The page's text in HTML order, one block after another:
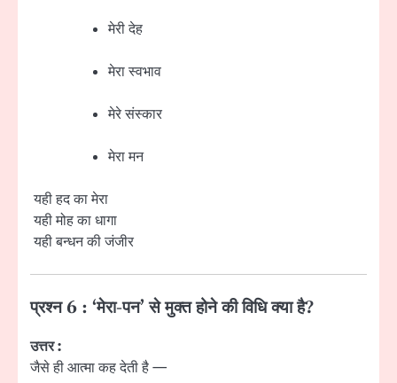
मेरी देह
मेरा स्वभाव
मेरे संस्कार
मेरा मन
यही हद का मेरा
यही मोह का धागा
यही बन्धन की जंजीर
प्रश्न 6 : ‘मेरा-पन’ से मुक्त होने की विधि क्या है?
उत्तर :
जैसे ही आत्मा कह देती है —